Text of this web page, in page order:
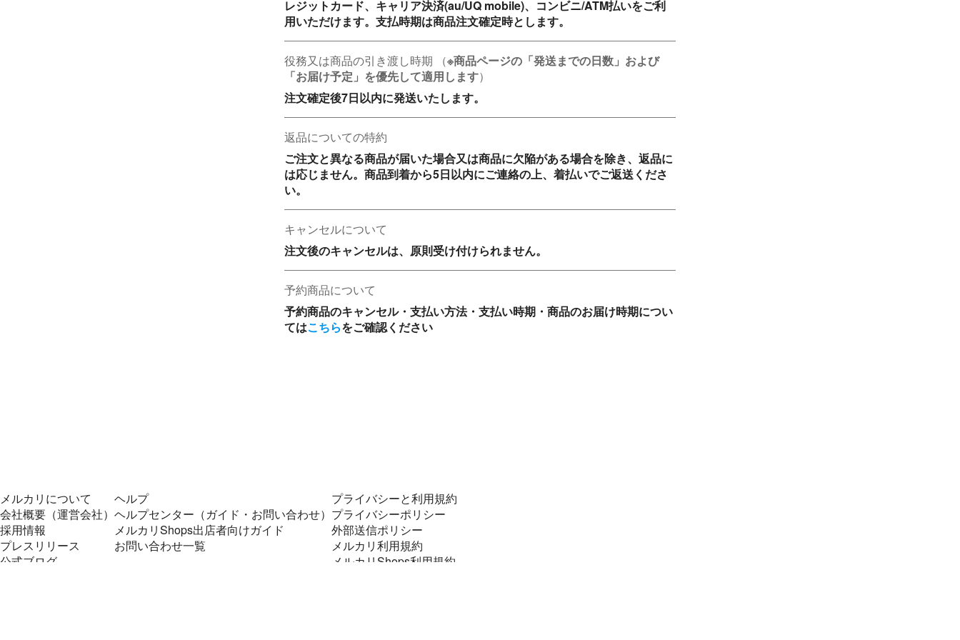
レジットカード、キャリア決済(au/UQ mobile)、コンビニ/ATM払いをご利
用いただけます。支払時期は商品注文確定時とします。
役務又は商品の引き渡し時期 （※商品ページの「発送までの日数」および
「お届け予定」を優先して適用します）
注文確定後7日以内に発送いたします。
返品についての特約
ご注文と異なる商品が届いた場合又は商品に欠陥がある場合を除き、返品に
は応じません。商品到着から5日以内にご連絡の上、着払いでご返送くださ
い。
キャンセルについて
注文後のキャンセルは、原則受け付けられません。
予約商品について
予約商品のキャンセル・支払い方法・支払い時期・商品のお届け時期につい
てはこちらをご確認ください
メルカリについて
会社概要（運営会社）
採用情報
プレスリリース
公式ブログ
ヘルプ
ヘルプセンター（ガイド・お問い合わせ）
メルカリShops出店者向けガイド
お問い合わせ一覧
プライバシーと利用規約
プライバシーポリシー
外部送信ポリシー
メルカリ利用規約
メルカリShops利用規約